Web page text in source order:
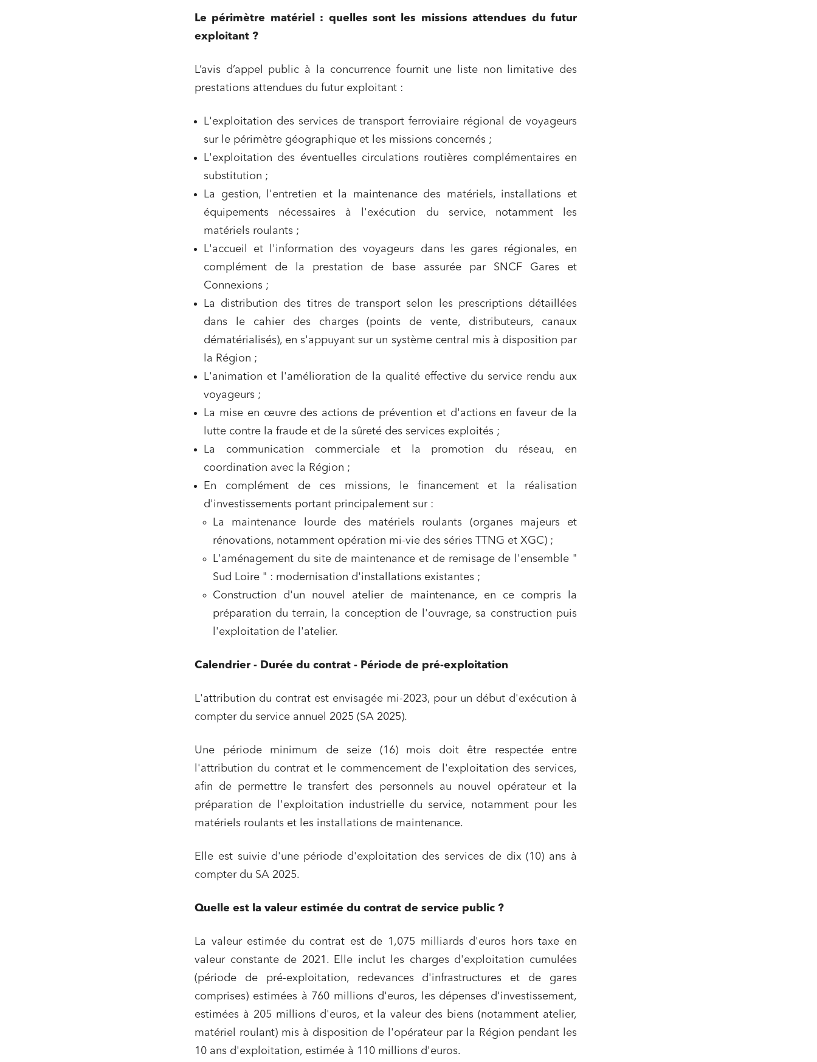
Le périmètre matériel : quelles sont les missions attendues du futur
exploitant ?
L’avis d’appel public à la concurrence fournit une liste non limitative des
prestations attendues du futur exploitant :
L'exploitation des services de transport ferroviaire régional de voyageurs
sur le périmètre géographique et les missions concernés ;
L'exploitation des éventuelles circulations routières complémentaires en
substitution ;
La gestion, l'entretien et la maintenance des matériels, installations et
équipements nécessaires à l'exécution du service, notamment les
matériels roulants ;
L'accueil et l'information des voyageurs dans les gares régionales, en
complément de la prestation de base assurée par SNCF Gares et
Connexions ;
La distribution des titres de transport selon les prescriptions détaillées
dans le cahier des charges (points de vente, distributeurs, canaux
dématérialisés), en s'appuyant sur un système central mis à disposition par
la Région ;
L'animation et l'amélioration de la qualité effective du service rendu aux
voyageurs ;
La mise en œuvre des actions de prévention et d'actions en faveur de la
lutte contre la fraude et de la sûreté des services exploités ;
La communication commerciale et la promotion du réseau, en
coordination avec la Région ;
En complément de ces missions, le financement et la réalisation
d'investissements portant principalement sur :
La maintenance lourde des matériels roulants (organes majeurs et
rénovations, notamment opération mi-vie des séries TTNG et XGC) ;
L'aménagement du site de maintenance et de remisage de l'ensemble "
Sud Loire " : modernisation d'installations existantes ;
Construction d'un nouvel atelier de maintenance, en ce compris la
préparation du terrain, la conception de l'ouvrage, sa construction puis
l'exploitation de l'atelier.
Calendrier - Durée du contrat - Période de pré-exploitation
L'attribution du contrat est envisagée mi-2023, pour un début d'exécution à
compter du service annuel 2025 (SA 2025).
Une période minimum de seize (16) mois doit être respectée entre
l'attribution du contrat et le commencement de l'exploitation des services,
afin de permettre le transfert des personnels au nouvel opérateur et la
préparation de l'exploitation industrielle du service, notamment pour les
matériels roulants et les installations de maintenance.
Elle est suivie d'une période d'exploitation des services de dix (10) ans à
compter du SA 2025.
Quelle est la valeur estimée du contrat de service public ?
La valeur estimée du contrat est de 1,075 milliards d'euros hors taxe en
valeur constante de 2021. Elle inclut les charges d'exploitation cumulées
(période de pré-exploitation, redevances d'infrastructures et de gares
comprises) estimées à 760 millions d'euros, les dépenses d'investissement,
estimées à 205 millions d'euros, et la valeur des biens (notamment atelier,
matériel roulant) mis à disposition de l'opérateur par la Région pendant les
10 ans d'exploitation, estimée à 110 millions d'euros.
Relations commerciales et contrats
Associations et acteurs de l’économie
Entreprises du numérique Établissements financiers
Mobilité et transport Règlement des litiges
Droit du numérique, données et
Services publics et collectivités Commande publique
Projets immobiliers
Urbanisme et aménagement Banque finance et assurance
Droit des sociétés et Fusions-
Acquisitions
J'ai lu et j'accepte la